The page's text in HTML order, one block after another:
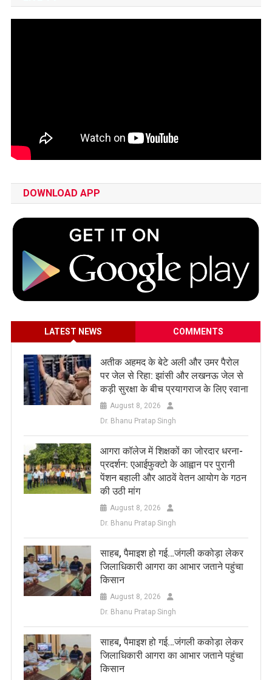
DOWNLOAD APP
LATEST NEWS COMMENTS
अतीक अहमद के बेटे अली और उमर पैरोल
पर जेल से रिहा: झांसी और लखनऊ जेल से
कड़ी सुरक्षा के बीच प्रयागराज के लिए रवाना
August 8, 2026
Dr. Bhanu Pratap Singh
आगरा कॉलेज में शिक्षकों का जोरदार धरना-
प्रदर्शन: एआईफुक्टो के आह्वान पर पुरानी
पेंशन बहाली और आठवें वेतन आयोग के गठन
की उठी मांग
August 8, 2026
Dr. Bhanu Pratap Singh
साहब, पैमाइश हो गई…जंगली ककोड़ा लेकर
जिलाधिकारी आगरा का आभार जताने पहुंचा
किसान
August 8, 2026
Dr. Bhanu Pratap Singh
साहब, पैमाइश हो गई…जंगली ककोड़ा लेकर
जिलाधिकारी आगरा का आभार जताने पहुंचा
किसान